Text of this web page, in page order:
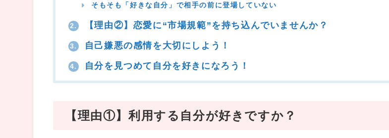
そもそも「好きな自分」で相手の前に登場していない
2. 【理由②】恋愛に“市場規範”を持ち込んでいませんか？
3. 自己嫌悪の感情を大切にしよう！
4. 自分を見つめて自分を好きになろう！
【理由①】利用する自分が好きですか？